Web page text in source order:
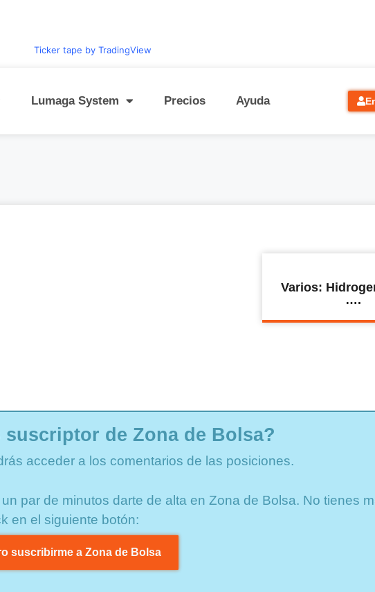
Ticker tape by TradingView
Lumaga System Precios Ayuda
Varios:
….
suscriptor de Zona de Bolsa?
acceder a los comentarios de las posiciones.
par de minutos darte de alta en Zona de Bolsa. No tienes
en el siguiente botón:
suscribirme a Zona de Bolsa